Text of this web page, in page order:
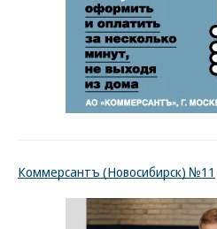
Коммерсантъ (Новосибирск) №11